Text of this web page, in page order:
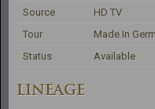
Source
HD TV
Tour
Made In
Status
Available
LINEAGE